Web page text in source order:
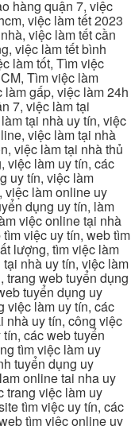
hàng quận 7, việc
việc làm tết 2023
việc làm tết cần
việc làm tết bình
làm tốt, Tìm việc
Tìm việc làm
gấp, việc làm 24h
7, việc làm tại
tại nhà uy tín, việc
việc làm tại nhà
việc làm tại nhà thủ
việc làm uy tín, các
uy tín, việc làm
việc làm online uy
dụng uy tín, làm
việc online tại nhà
việc uy tín, web tìm
lượng, tìm việc làm
nhà uy tín, việc làm
trang web tuyển dụng
tuyển dụng uy
việc làm uy tín, các
nhà uy tín, công việc
các web tuyển
tìm việc làm uy
tuyển dụng uy
online tai nha uy
trang việc làm uy
tìm việc uy tín, các
tìm việc online uy